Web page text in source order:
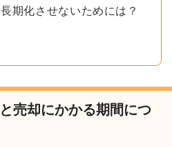
期化させないためには？
売却にかかる期間につ